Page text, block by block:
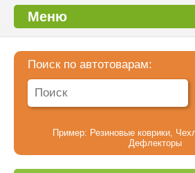
Меню
Поиск по автотоварам:
Пример: Резиновые коврики
Дефлекторы